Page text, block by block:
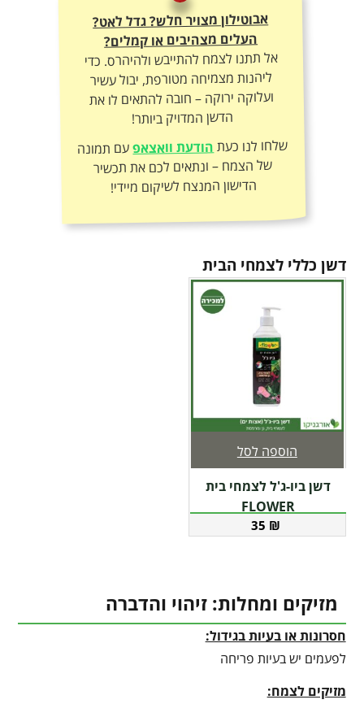
אבוטילון מצויר חלש? גדל לאט?
העלים מצהיבים או קמלים?
אל תתנו לצמח להתייבש ולהיהרס. כדי
ליהנות מצמיחה מטורפת, יבול עשיר
ועלוקה ירוקה – חובה להתאים לו את
הדשן המדויק ביותר!
שלחו לנו כעתהודעת וואצאפעם תמונה
של הצמח – ונתאים לכם את תכשיר
הדישון המנצח לשיקום מיידי!
דשן כללי לצמחי הבית
דשן ביו-ג'ל לצמחי בית
FLOWER
35 ₪
הוספה לסל
מזיקים ומחלות: זיהוי והדברה
חסרונות או בעיות בגידול:
לפעמים יש בעיות פריחה
מזיקים לצמח: